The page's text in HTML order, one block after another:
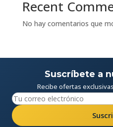
Recent
No hay comentarios que
Suscríbete a
Recibe ofertas